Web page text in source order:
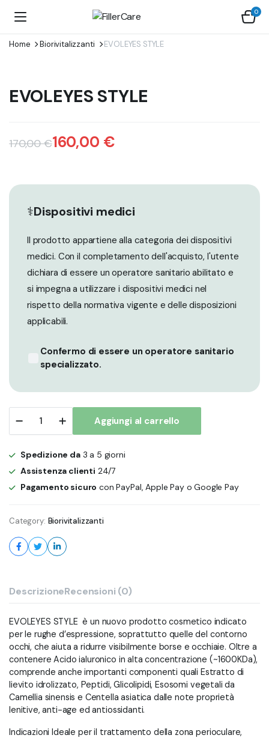
0
Home Biorivitalizzanti EVOLEYES STYLE
EVOLEYES STYLE
170,00€
prezzo
originale
170,00 €.
160,00 €
prezzo
attuale
160,00 €.
⚕️Dispositivi medici
Il prodotto appartiene alla categoria dei dispositivi
medici. Con il completamento dell'acquisto, l'utente
dichiara di essere un operatore sanitario abilitato e
si impegna a utilizzare i dispositivi medici nel
rispetto della normativa vigente e delle disposizioni
applicabili.
Confermo di essere un operatore sanitario
specializzato.
STYLE
quantity
Aggiungi al carrello
Spedizione da3 a 5 giorni
Assistenza clienti 24/7
Pagamento sicuro con PayPal, Apple Pay o Google Pay
Category: Biorivitalizzanti
DescrizioneRecensioni (0)
EVOLEYES STYLE è un nuovo prodotto cosmetico indicato
per le rughe d’espressione, soprattutto quelle del contorno
occhi, che aiuta a ridurre visibilmente borse e occhiaie. Oltre a
contenere Acido ialuronico in alta concentrazione (~1600KDa),
comprende anche importanti componenti quali Estratto di
lievito idrolizzato, Peptidi, Glicolipidi, Esosomi vegetali da
Camellia sinensis e Centella asiatica dalle note proprietà
lenitive, anti-age ed antiossidanti.
Indicazioni Ideale per il trattamento della zona perioculare,